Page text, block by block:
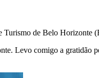
Turismo de Belo Horizonte
Levo comigo a gratidão